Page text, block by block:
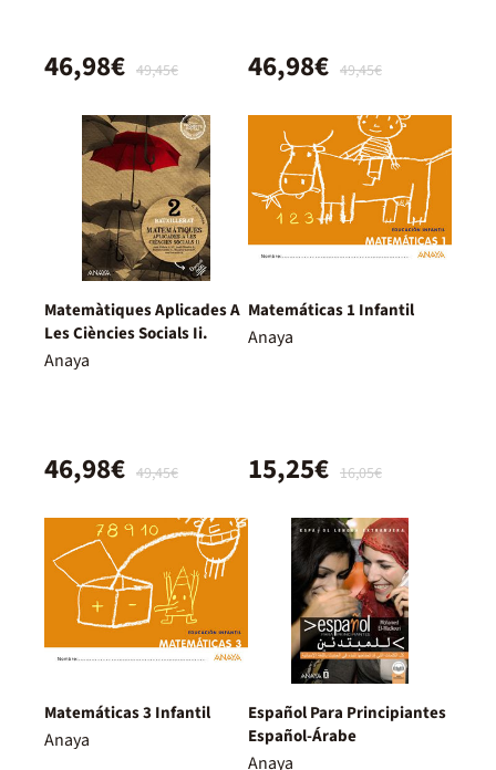
49,45€
46,98€ 49,45€
46,98€
Matemàtiques Aplicades A
Les Ciències Socials Ii.
Anaya
49,45€
46,98€
Matemáticas 1 Infantil
Anaya
16,05€
15,25€
Matemáticas 3 Infantil
Anaya
Español Para Principiantes
Español-Árabe
Anaya